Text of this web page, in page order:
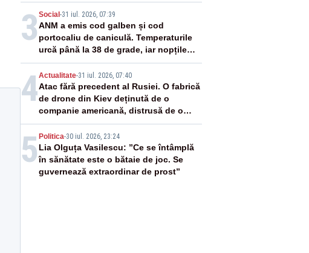
3 Social-31 iul. 2026, 07:39
ANM a emis cod galben și cod
portocaliu de caniculă. Temperaturile
urcă până la 38 de grade, iar nopțile
devin tropicale
4Actualitate-31 iul. 2026, 07:40
Atac fără precedent al Rusiei. O fabrică
de drone din Kiev deținută de o
companie americană, distrusă de o
rachetă rusească
5 Politica-30 iul. 2026, 23:24
Lia Olguța Vasilescu: ”Ce se întâmplă
în sănătate este o bătaie de joc. Se
guvernează extraordinar de prost”